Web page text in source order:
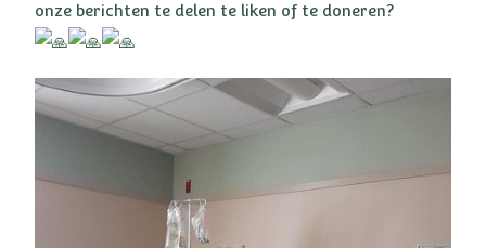
onze berichten te delen te liken of te doneren?